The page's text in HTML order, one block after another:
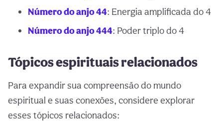
Número do anjo 44: Energia amplificada do 4
Número do anjo 444: Poder triplo do 4
Tópicos espirituais relacionados
Para expandir sua compreensão do mundo
espiritual e suas conexões, considere explorar
esses tópicos relacionados: